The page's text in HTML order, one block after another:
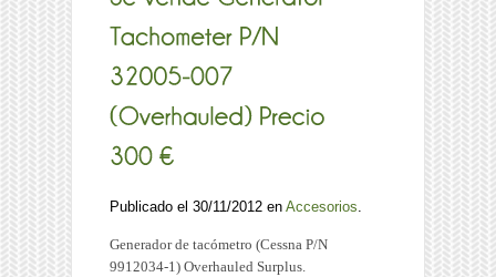
Publicado el 30/11/2012 en Accesorios.
Generador de tacómetro (Cessna P/N
9912034-1) Overhauled Surplus.